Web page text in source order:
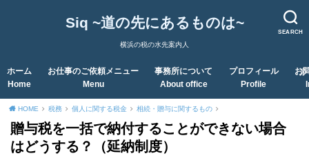
SEARCH
Siq ~道の先にあるものは~
横浜の税の水先案内人
ホーム
Home
お仕事のご依頼メニュー
Menu
事務所について
About office
プロフィール
Profile
お
HOME 税務 個人に関する税金 相続・贈与に関するもの
贈与税を一括で納付することができない場合
はどうする？（延納制度）